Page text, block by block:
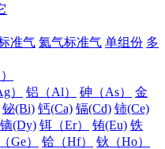
准气 氦气标准气 单组份 多
） 铝（Al） 砷（As）
金
铋(Bi) 钙(Ca) 镉(Cd) 铈(Ce)
镝(Dy) 铒（Er） 铕(Eu) 铁
Ge） 铪（Hf）
钬（Ho）